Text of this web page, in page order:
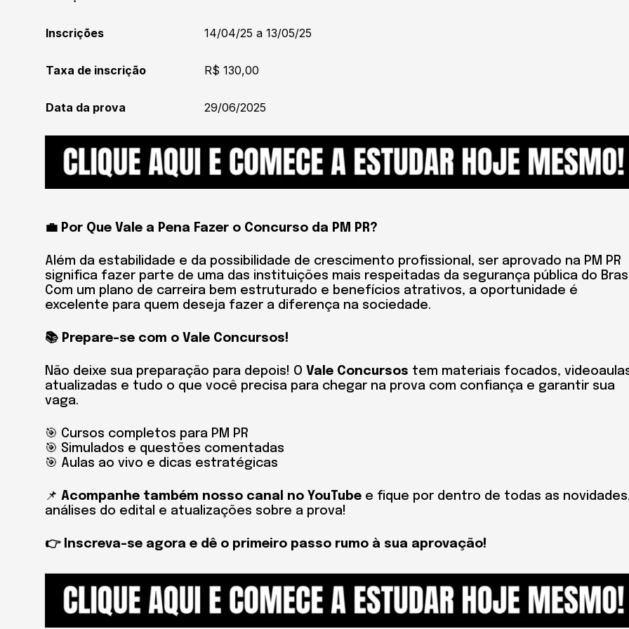
Inscrições 14/04/25 a 13/05/25
Taxa de inscrição R$ 130,00
Data da prova 29/06/2025
💼 Por Que Vale a Pena Fazer o Concurso da PM PR?
Além da estabilidade e da possibilidade de crescimento profissional, ser aprovado na PM PR
significa fazer parte de uma das instituições mais respeitadas da segurança pública do
Com um plano de carreira bem estruturado e benefícios atrativos, a oportunidade é
excelente para quem deseja fazer a diferença na sociedade.
📚 Prepare-se com o Vale Concursos!
Não deixe sua preparação para depois! O Vale Concursos tem materiais focados,
atualizadas e tudo o que você precisa para chegar na prova com confiança e garantir sua
vaga.
🎯 Cursos completos para PM PR
🎯 Simulados e questões comentadas
🎯 Aulas ao vivo e dicas estratégicas
📌 Acompanhe também nosso canal no YouTube e fique por dentro de todas as
análises do edital e atualizações sobre a prova!
👉 Inscreva-se agora e dê o primeiro passo rumo à sua aprovação!